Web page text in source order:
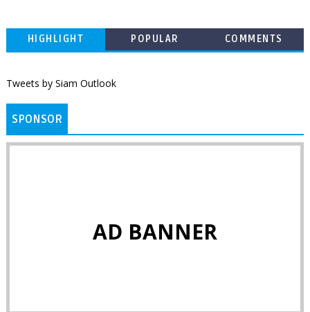
HIGHLIGHT POPULAR COMMENTS
Tweets by Siam Outlook
SPONSOR
AD BANNER